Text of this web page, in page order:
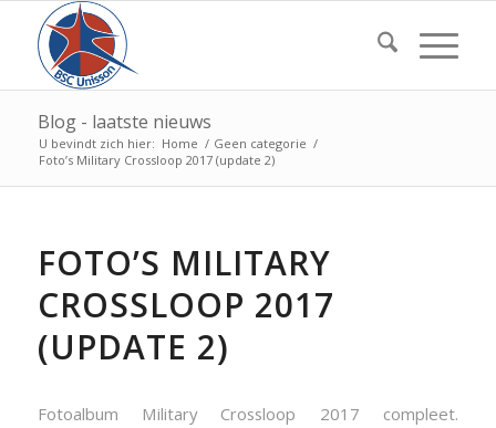
Blog - laatste nieuws
U bevindt zich hier: Home / Geen categorie /
Foto’s Military Crossloop 2017 (update 2)
FOTO’S MILITARY
CROSSLOOP 2017
(UPDATE 2)
Fotoalbum Military Crossloop 2017 compleet.